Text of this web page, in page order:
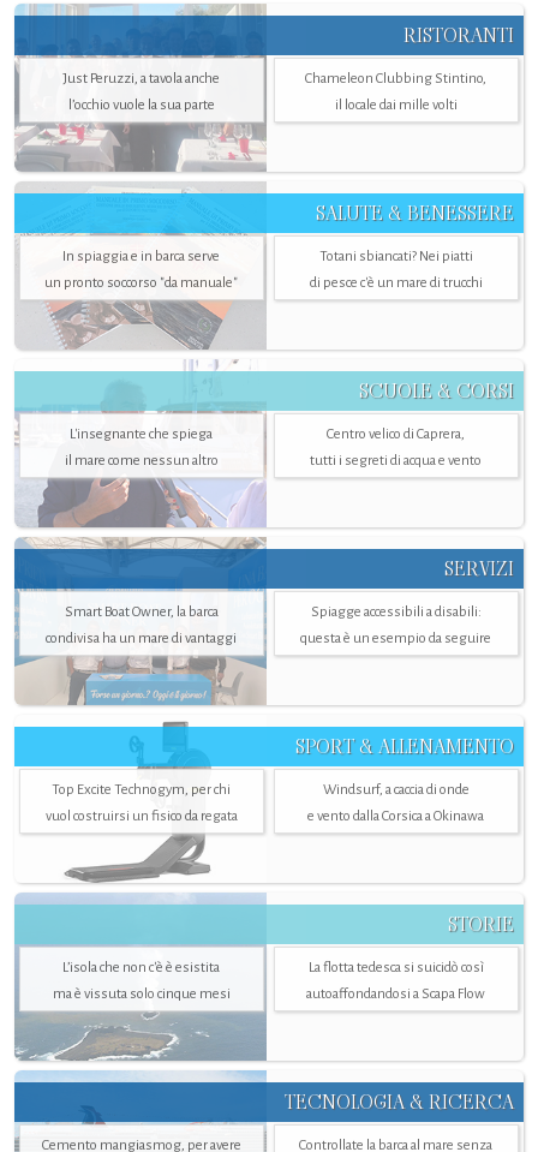
RISTORANTI
Just Peruzzi, a tavola anche
l’occhio vuole la sua parte
Chameleon Clubbing Stintino,
il locale dai mille volti
SALUTE & BENESSERE
In spiaggia e in barca serve
un pronto soccorso "da manuale"
Totani sbiancati? Nei piatti
di pesce c'è un mare di trucchi
SCUOLE & CORSI
L'insegnante che spiega
il mare come nessun altro
Centro velico di Caprera,
tutti i segreti di acqua e vento
SERVIZI
Smart Boat Owner, la barca
condivisa ha un mare di vantaggi
Spiagge accessibili a disabili:
questa è un esempio da seguire
SPORT & ALLENAMENTO
Top Excite Technogym, per chi
vuol costruirsi un fisico da regata
Windsurf, a caccia di onde
e vento dalla Corsica a Okinawa
STORIE
L’isola che non c'è è esistita
ma è vissuta solo cinque mesi
La flotta tedesca si suicidò così
autoaffondandosi a Scapa Flow
TECNOLOGIA & RICERCA
Cemento mangiasmog, per avere
Controllate la barca al mare senza